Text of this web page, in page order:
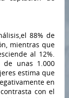
88% de
mientras que
al 12%.
unas 1.000
estima que
en
con el